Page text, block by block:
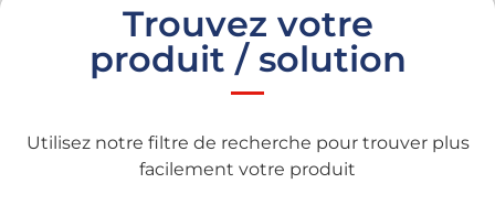
Trouvez votre
produit / solution
Utilisez notre filtre de recherche pour trouver plus
facilement votre produit